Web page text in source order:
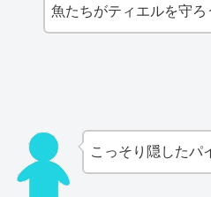
魚たちがティエルを守ろ
こっそり隠したパ